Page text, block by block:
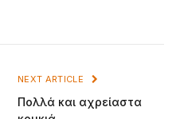
NEXT ARTICLE
Πολλά και αχρείαστα